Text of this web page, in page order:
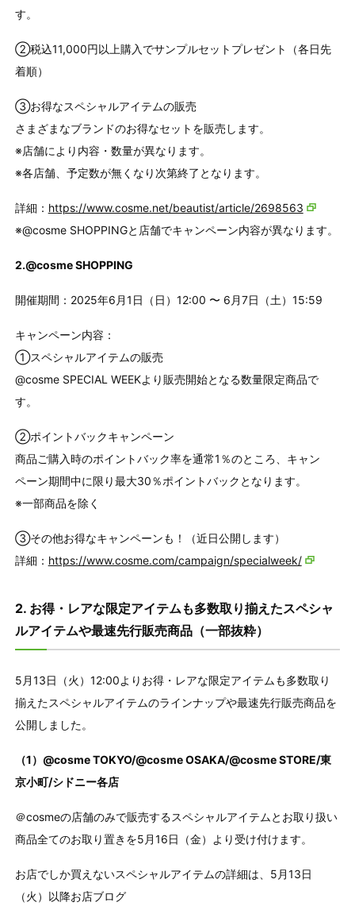
す。
②税込11,000円以上購入でサンプルセットプレゼント（各日先
着順）
③お得なスペシャルアイテムの販売
さまざまなブランドのお得なセットを販売します。
※店舗により内容・数量が異なります。
※各店舗、予定数が無くなり次第終了となります。
詳細： https://www.cosme.net/beautist/article/2698563
※@cosme SHOPPINGと店舗でキャンペーン内容が異なります。
2.@cosme SHOPPING
開催期間：2025年6月1日（日）12:00 〜 6月7日（土）15:59
キャンペーン内容：
①スペシャルアイテムの販売
@cosme SPECIAL WEEKより販売開始となる数量限定商品で
す。
②ポイントバックキャンペーン
商品ご購入時のポイントバック率を通常1％のところ、キャン
ペーン期間中に限り最大30％ポイントバックとなります。
※一部商品を除く
③その他お得なキャンペーンも！（近日公開します）
詳細： https://www.cosme.com/campaign/specialweek/
2. お得・レアな限定アイテムも多数取り揃えたスペシャ
ルアイテムや最速先行販売商品（一部抜粋）
5月13日（火）12:00よりお得・レアな限定アイテムも多数取り
揃えたスペシャルアイテムのラインナップや最速先行販売商品を
公開しました。
（1）@cosme TOKYO/@cosme OSAKA/@cosme STORE/東
京小町/シドニー各店
＠cosmeの店舗のみで販売するスペシャルアイテムとお取り扱い
商品全てのお取り置きを5月16日（金）より受け付けます。
お店でしか買えないスペシャルアイテムの詳細は、5月13日
（火）以降お店ブログ